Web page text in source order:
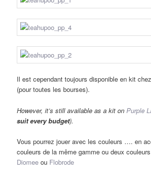
Il est cependant toujours disponible en kit chez
(pour toutes les bourses).
However, it’s still available as a kit on Purple
suit every budget).
Vous pourrez jouer avec les couleurs …. en
couleurs de la même gamme ou deux
Diomee ou Flobrode